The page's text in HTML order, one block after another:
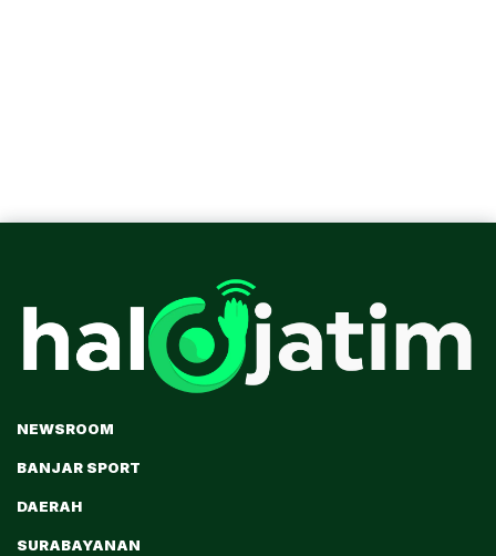
NEWSROOM
BANJAR SPORT
DAERAH
SURABAYANAN